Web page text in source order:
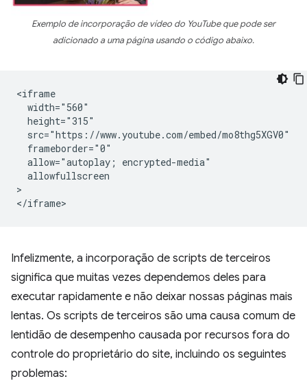
Exemplo de incorporação de vídeo do YouTube que pode ser
adicionado a uma página usando o código abaixo.
<iframe
  width="560"
  height="315"
  src="https://www.youtube.com/embed/mo8thg5XGV0"
  frameborder="0"
  allow="autoplay; encrypted-media"
  allowfullscreen
>
Infelizmente, a incorporação de scripts de terceiros
significa que muitas vezes dependemos deles para
executar rapidamente e não deixar nossas páginas mais
lentas. Os scripts de terceiros são uma causa comum de
lentidão de desempenho causada por recursos fora do
controle do proprietário do site, incluindo os seguintes
problemas: